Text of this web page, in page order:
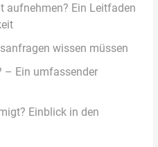
aufnehmen? Ein Leitfaden
wissen müssen
– Ein umfassender
Einblick in den